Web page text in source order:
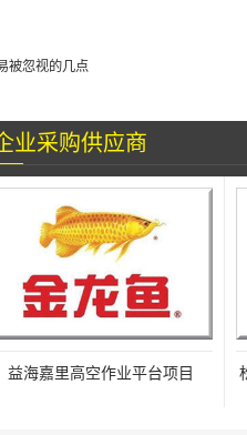
被忽视的几点
业采购供应商
益海嘉里高空作业平台项目